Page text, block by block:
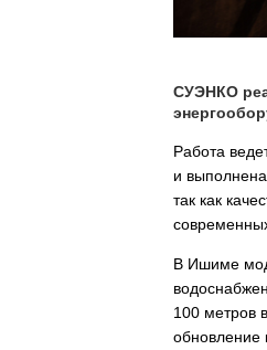
СУЭНКО
Работа
и
так как
В Ишиме
100 метров
обновление